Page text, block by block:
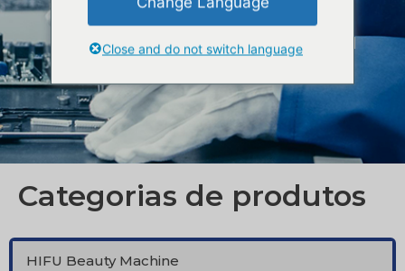
Casa
Produto
Equipamento de Beauty Multifuncional
Categorias de produtos
HIFU Beauty Machine
Close and do not switch language